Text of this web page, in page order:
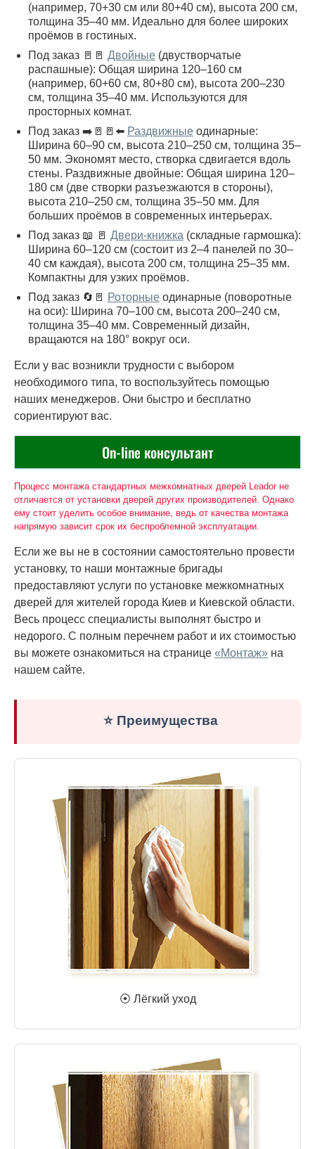
(например, 70+30 см или 80+40 см), высота 200 см,
толщина 35–40 мм. Идеально для более широких
проёмов в гостиных.
Под заказ 🚪🚪 Двойные (двустворчатые
распашные): Общая ширина 120–160 см
(например, 60+60 см, 80+80 см), высота 200–230
см, толщина 35–40 мм. Используются для
просторных комнат.
Под заказ ➡️🚪🚪⬅️ Раздвижные одинарные:
Ширина 60–90 см, высота 210–250 см, толщина 35–
50 мм. Экономят место, створка сдвигается вдоль
стены. Раздвижные двойные: Общая ширина 120–
180 см (две створки разъезжаются в стороны),
высота 210–250 см, толщина 35–50 мм. Для
больших проёмов в современных интерьерах.
Под заказ 📖 🚪 Двери-книжка (складные гармошка):
Ширина 60–120 см (состоит из 2–4 панелей по 30–
40 см каждая), высота 200 см, толщина 25–35 мм.
Компактны для узких проёмов.
Под заказ 🔄🚪 Роторные одинарные (поворотные
на оси): Ширина 70–100 см, высота 200–240 см,
толщина 35–40 мм. Современный дизайн,
вращаются на 180° вокруг оси.
Если у вас возникли трудности с выбором
необходимого типа, то воспользуйтесь помощью
наших менеджеров. Они быстро и бесплатно
сориентируют вас.
On-line консультант
Процесс монтажа стандартных межкомнатных дверей Leador не
отличается от установки дверей других производителей. Однако
ему стоит уделить особое внимание, ведь от качества монтажа
напрямую зависит срок их беспроблемной эксплуатации.
Если же вы не в состоянии самостоятельно провести
установку, то наши монтажные бригады
предоставляют услуги по установке межкомнатных
дверей для жителей города Киев и Киевской области.
Весь процесс специалисты выполнят быстро и
недорого. С полным перечнем работ и их стоимостью
вы можете ознакомиться на странице «Монтаж» на
нашем сайте.
⭐ Преимущества
⦿ Лёгкий уход